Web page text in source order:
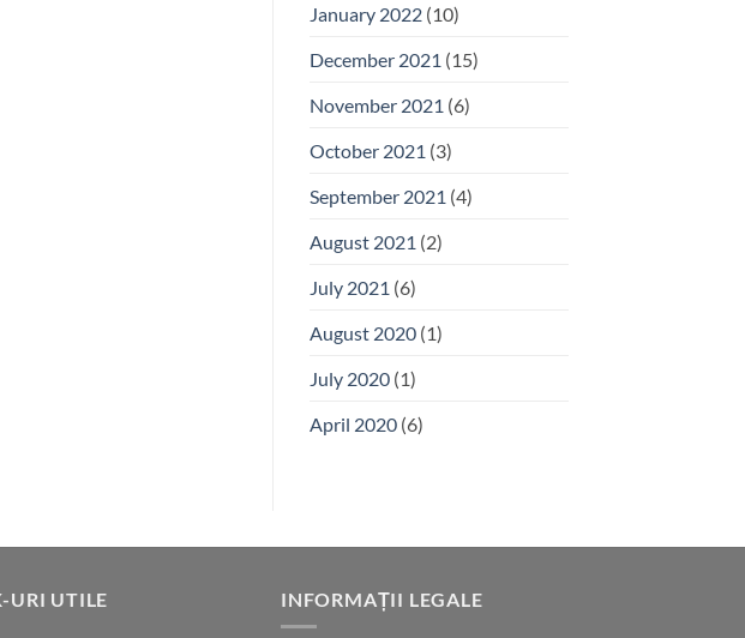
January 2022(10)
December 2021 (15)
November 2021 (6)
October 2021 (3)
September 2021 (4)
August 2021 (2)
July 2021 (6)
August 2020(1)
July 2020(1)
April 2020(6)
URI UTILE INFORMAȚII LEGALE